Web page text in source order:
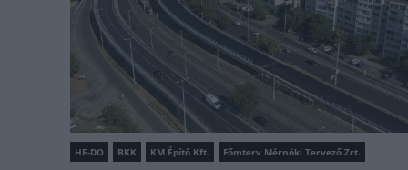
HE-DO BKK KM Építő Kft. Főmterv Mérnöki Tervező Zrt.